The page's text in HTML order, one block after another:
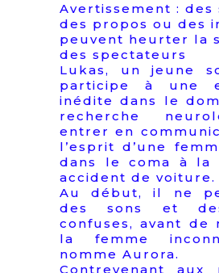
Avertissement : des
des propos ou des
peuvent heurter la
des spectateurs
Lukas, un jeune
participe à une
inédite dans le
recherche
entrer en
l’esprit d’une
dans le coma à la
accident de voiture.
Au début, il ne
des sons et
confuses, avant de
la femme
nomme Aurora.
Contrevenant aux